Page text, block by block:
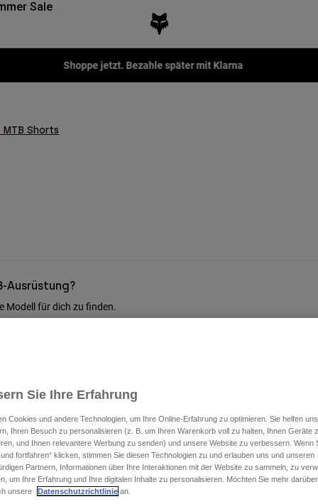
Sale
Shoppe jetzt. Bezahle später mit Klarna
MTB Shorts
Ausrüstung?
Modell für dich zu finden.
Sie Ihre Erfahrung
Cookies und andere Technologien, um Ihre Online-Erfahrung zu optimieren. Sie helfen
Ihren Besuch zu personalisieren (z. B. um Ihren Warenkorb voll zu halten, Ihnen Geräte
und Ihnen relevantere Werbung zu senden) und unsere Website zu verbessern. Wenn
fortfahren“ klicken, stimmen Sie diesen Technologien zu und erlauben uns und unseren
Partnern, Informationen über Ihre Interaktionen mit der Website zu sammeln, zu
um Ihre Erfahrung und Ihre digitalen Inhalte zu personalisieren. Möchten Sie mehr
unsere
Datenschutzrichtlinie an.